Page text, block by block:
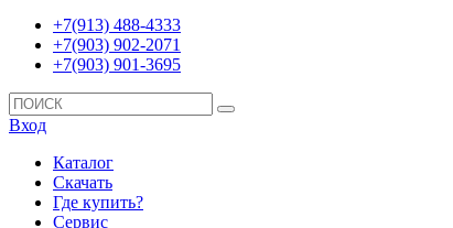
+7(913) 488-4333
+7(903) 902-2071
+7(903) 901-3695
Вход
Каталог
Скачать
Где купить?
Сервис